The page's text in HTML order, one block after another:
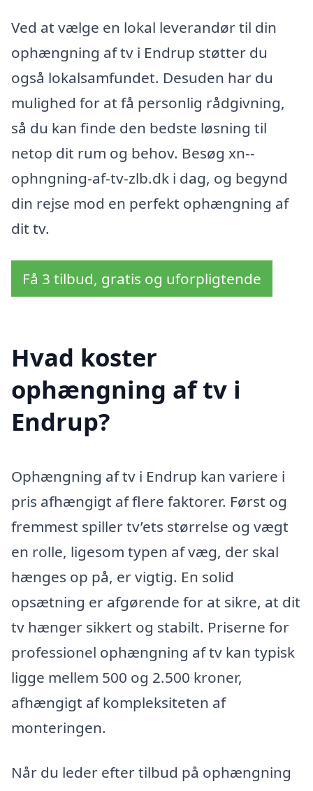
Ved at vælge en lokal leverandør til din
ophængning af tv i Endrup støtter du
også lokalsamfundet. Desuden har du
mulighed for at få personlig rådgivning,
så du kan finde den bedste løsning til
netop dit rum og behov. Besøg xn--
ophngning-af-tv-zlb.dk i dag, og begynd
din rejse mod en perfekt ophængning af
dit tv.
Få 3 tilbud, gratis og uforpligtende
Hvad koster
ophængning af tv i
Endrup?
Ophængning af tv i Endrup kan variere i
pris afhængigt af flere faktorer. Først og
fremmest spiller tv’ets størrelse og vægt
en rolle, ligesom typen af væg, der skal
hænges op på, er vigtig. En solid
opsætning er afgørende for at sikre, at dit
tv hænger sikkert og stabilt. Priserne for
professionel ophængning af tv kan typisk
ligge mellem 500 og 2.500 kroner,
afhængigt af kompleksiteten af
monteringen.
Når du leder efter tilbud på ophængning